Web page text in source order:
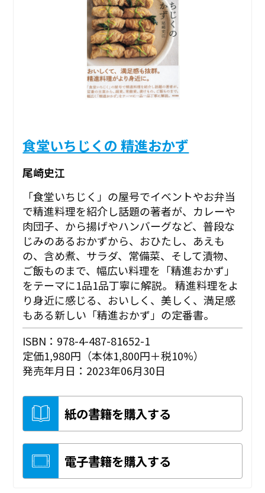
食堂いちじくの 精進おかず
尾崎史江
「食堂いちじく」の屋号でイベントやお弁当
で精進料理を紹介し話題の著者が、カレーや
肉団子、から揚げやハンバーグなど、普段な
じみのあるおかずから、おひたし、あえも
の、含め煮、サラダ、常備菜、そして漬物、
ご飯ものまで、幅広い料理を「精進おかず」
をテーマに1品1品丁寧に解説。 精進料理をよ
り身近に感じる、おいしく、美しく、満足感
もある新しい「精進おかず」の定番書。
ISBN：978-4-487-81652-1
定価1,980円（本体1,800円＋税10%）
発売年月日：2023年06月30日
紙の書籍を購入する
電子書籍を購入する